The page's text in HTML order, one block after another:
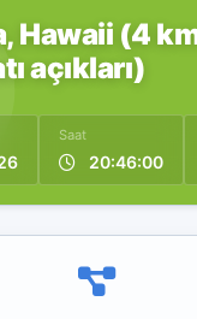
Hawaii (4
açıkları)
Saat
20:46:00